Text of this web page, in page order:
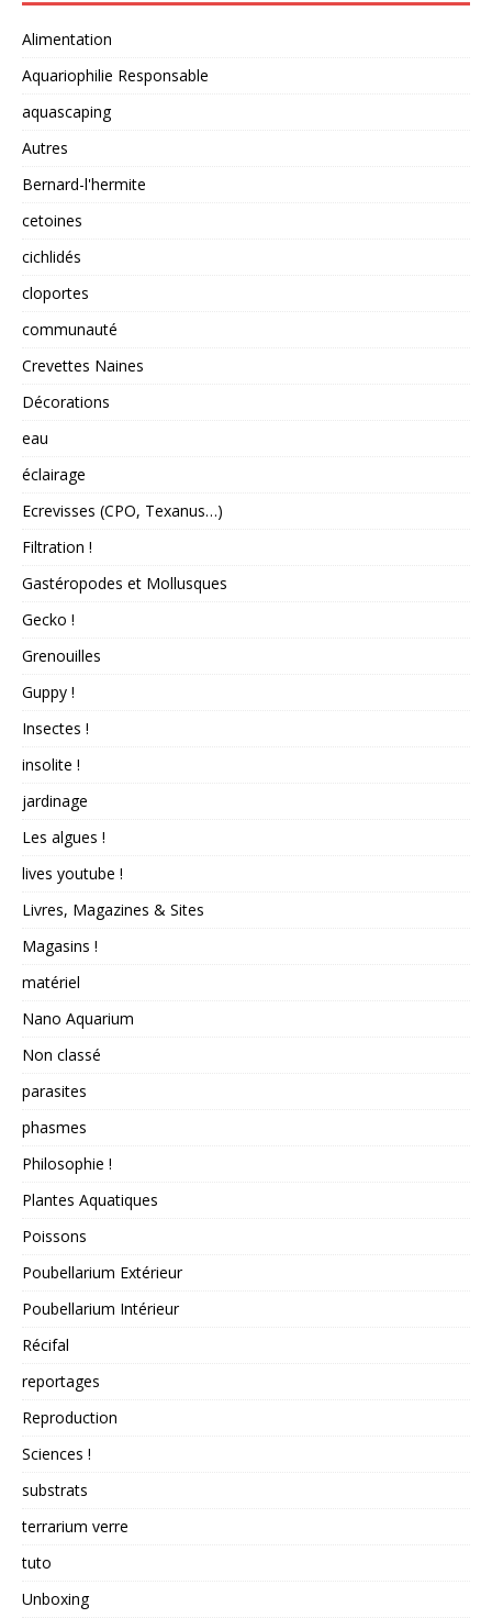
Alimentation
Aquariophilie Responsable
aquascaping
Autres
Bernard-l'hermite
cetoines
cichlidés
cloportes
communauté
Crevettes Naines
Décorations
eau
éclairage
Ecrevisses (CPO, Texanus…)
Filtration !
Gastéropodes et Mollusques
Gecko !
Grenouilles
Guppy !
Insectes !
insolite !
jardinage
Les algues !
lives youtube !
Livres, Magazines & Sites
Magasins !
matériel
Nano Aquarium
Non classé
parasites
phasmes
Philosophie !
Plantes Aquatiques
Poissons
Poubellarium Extérieur
Poubellarium Intérieur
Récifal
reportages
Reproduction
Sciences !
substrats
terrarium verre
tuto
Unboxing